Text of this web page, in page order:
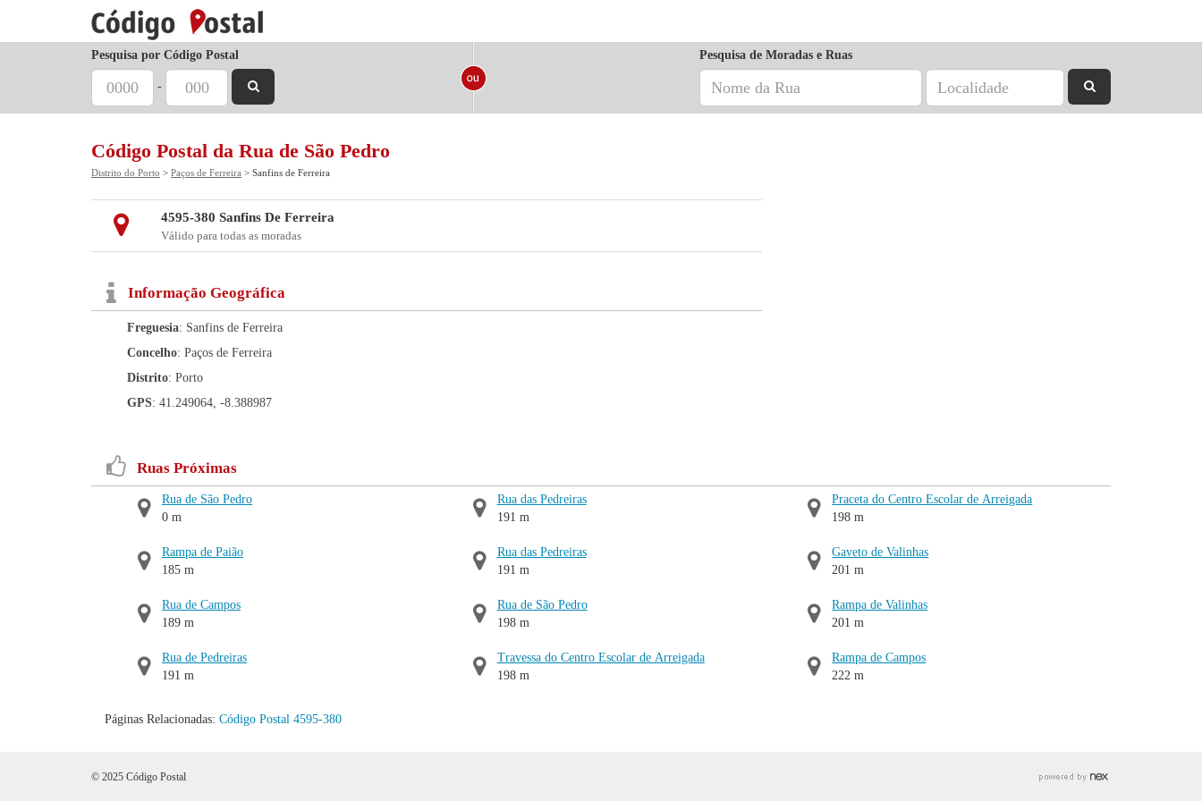
Pesquisa por Código Postal
-
Pesquisa de Moradas e Ruas
Código Postal da Rua de São Pedro
Distrito do Porto > Paços de Ferreira > Sanfins de Ferreira
4595-380 Sanfins De Ferreira
Válido para todas as moradas
Informação Geográfica
Freguesia: Sanfins de Ferreira
Concelho: Paços de Ferreira
Distrito: Porto
GPS: 41.249064, -8.388987
Ruas Próximas
Rua de São Pedro
0 m
Rampa de Paião
185 m
Rua de Campos
189 m
Rua de Pedreiras
191 m
Rua das Pedreiras
191 m
Rua das Pedreiras
191 m
Rua de São Pedro
198 m
Travessa do Centro Escolar de Arreigada
198 m
Praceta do Centro Escolar de Arreigada
198 m
Gaveto de Valinhas
201 m
Rampa de Valinhas
201 m
Rampa de Campos
222 m
Páginas Relacionadas: Código Postal 4595-380
© 2025 Código Postal